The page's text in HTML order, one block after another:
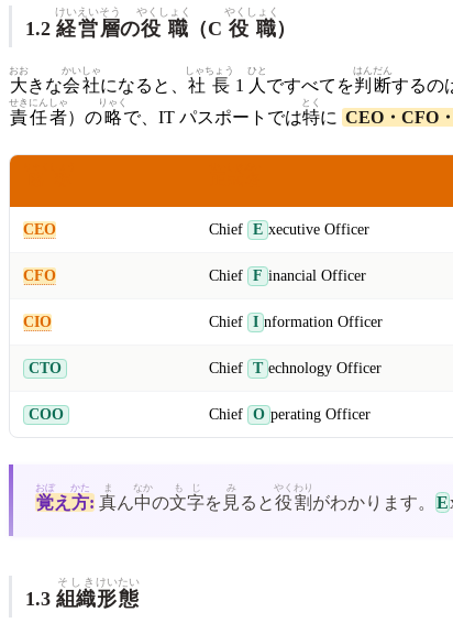
1.2 経営
けいえい
層
そう
の役職
やくしょく
（C 役職
やくしょく
）
大
おお
きな会社
かいしゃ
になると、 社長
しゃちょう
1 人
ひと
ですべてを判断
はんだん
するの
責任
せきにん
者
しゃ
）の略
りゃく
で、IT パスポートでは特
とく
に CEO・CFO
CEO Chief E xecutive Officer
CFO Chief F inancial Officer
CIO Chief I nformation Officer
CTO Chief T echnology Officer
COO Chief O perating Officer
覚
おぼ
え 方
かた
: 真
ま
ん中
なか
の文字
もじ
を 見
み
ると役割
やくわり
がわかります。 E
1.3 組織
そしき
形態
けいたい